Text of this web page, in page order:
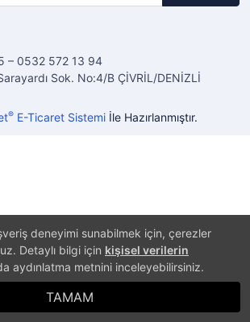
deneyimi sunabilmek için, çerezler
Detaylı bilgi için kişisel verilerin
aydınlatma metnini inceleyebilirsiniz.
TAMAM
– 0532 572 13 94
Sok. No:4/B ÇİVRİL/DENİZLİ
®E-Ticaret Sistemiİle Hazırlanmıştır.